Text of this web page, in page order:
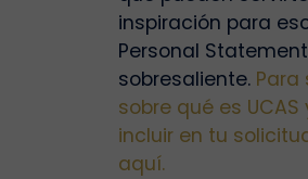
inspiración para
Personal Statement
sobresaliente. Para
sobre qué es
incluir en tu
aquí.